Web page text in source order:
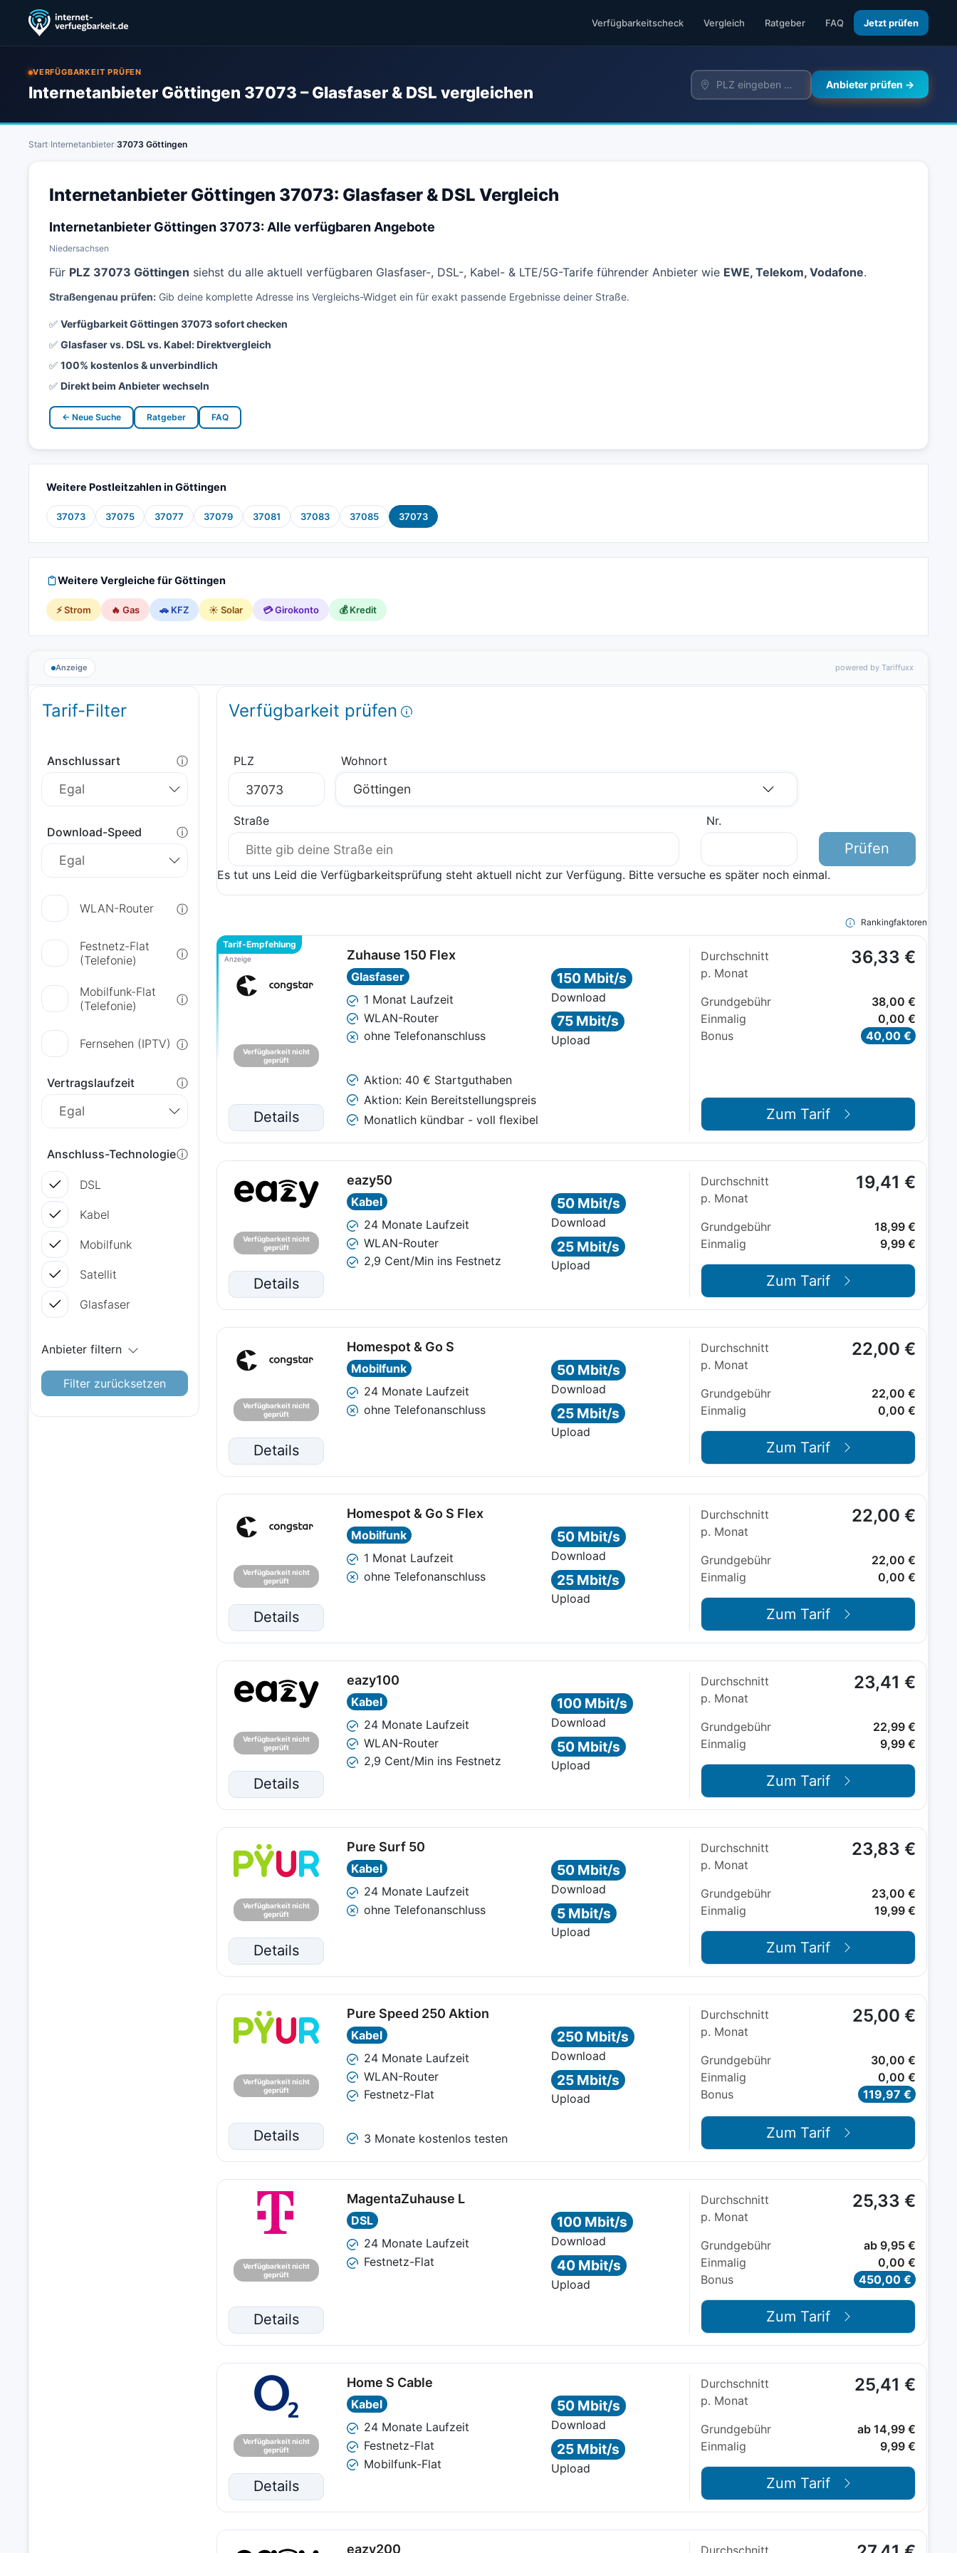
Verfügbarkeitscheck Vergleich Ratgeber FAQ Jetzt prüfen
VERFÜGBARKEIT PRÜFEN
Internetanbieter Göttingen 37073 – Glasfaser & DSL vergleichen Anbieter prüfen →
Start›Internetanbieter›37073 Göttingen
Internetanbieter Göttingen 37073: Glasfaser & DSL Vergleich
Internetanbieter Göttingen 37073: Alle verfügbaren Angebote
Niedersachsen
Für PLZ 37073 Göttingen siehst du alle aktuell verfügbaren Glasfaser-, DSL-, Kabel- & LTE/5G-Tarife führender Anbieter wie EWE, Telekom, Vodafone.
Straßengenau prüfen: Gib deine komplette Adresse ins Vergleichs-Widget ein für exakt passende Ergebnisse deiner Straße.
✅ Verfügbarkeit Göttingen 37073 sofort checken
✅ Glasfaser vs. DSL vs. Kabel: Direktvergleich
✅ 100% kostenlos & unverbindlich
✅ Direkt beim Anbieter wechseln
← Neue Suche Ratgeber FAQ
Weitere Postleitzahlen in Göttingen
37073 37075 37077 37079 37081 37083 37085 37073
Weitere Vergleiche für Göttingen
⚡ Strom 🔥 Gas 🚗 KFZ ☀️ Solar 💳 Girokonto 💰 Kredit
Anzeige powered by Tariffuxx